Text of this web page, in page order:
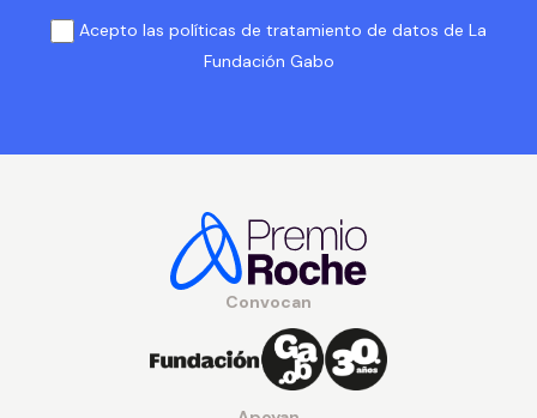
Acepto las políticas de tratamiento de datos de La
Fundación Gabo
Convocan